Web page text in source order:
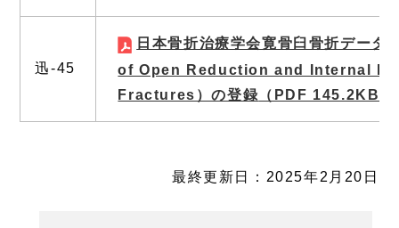
迅‐45
日本骨折治療学会寛骨臼骨折デー
of Open Reduction and Internal
Fractures）の登録 （PDF 145.2KB）
最終更新日：2025年2月20日